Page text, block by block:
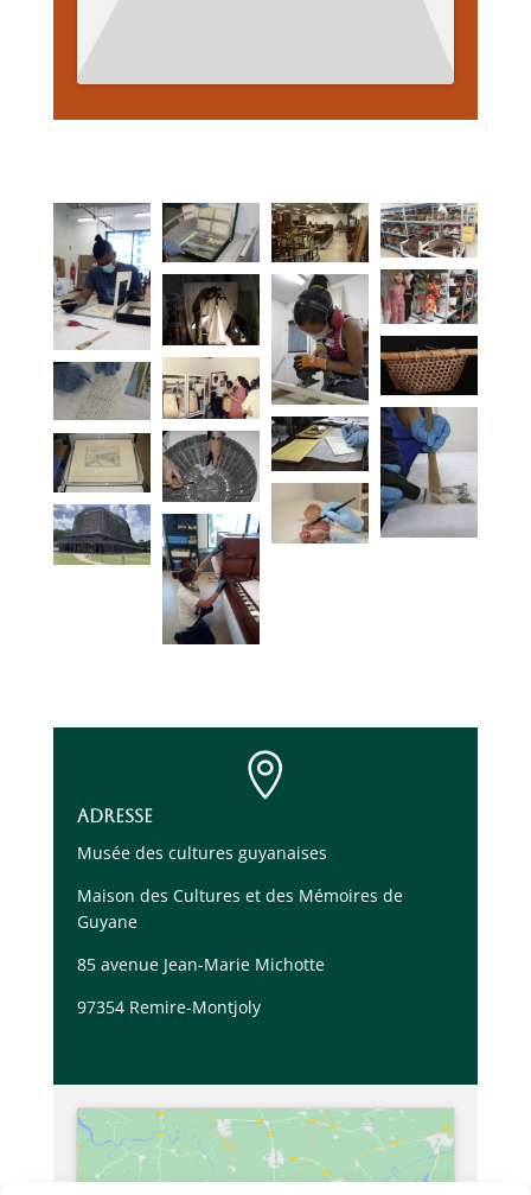

Adresse
Musée des cultures guyanaises
Maison des Cultures et des Mémoires de
Guyane
85 avenue Jean-Marie Michotte
97354 Remire-Montjoly